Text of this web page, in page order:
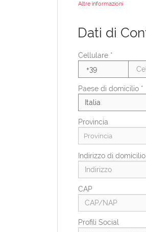
Altre informazioni
Stato civile
Condizioni di
Dati di
Cellulare *
Paese di domicilio *
Provincia
Provincia
Indirizzo di domicilio
CAP
Profili Social